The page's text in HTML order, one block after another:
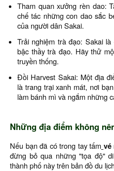
Tham quan xưởng rèn dao:
chế tác những con dao sắc
của người dân Sakai.
Trải nghiệm trà đạo: Sakai
bậc thầy trà đạo. Hãy thử
truyền thống.
Đồi Harvest Sakai: Một địa
là trang trại xanh mát, nơi
làm bánh mì và ngắm những
Những địa điểm không
Nếu bạn đã có trong tay tấm vé
đừng bỏ qua những "tọa độ"
thành phố này trên bản đồ du